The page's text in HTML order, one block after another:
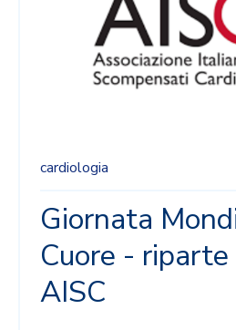
cardiologia
Giornata
Cuore -
AISC